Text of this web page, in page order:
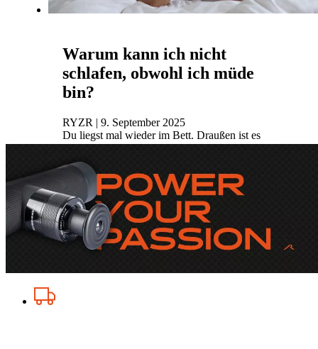
Warum kann ich nicht
schlafen, obwohl ich müde
bin?
RYZR | 9. September 2025
Du liegst mal wieder im Bett. Draußen ist es
längst dunkel, doch Du wälzt Dich von einer
Seite zur anderen. Dein Körper sehnt sich nach
Schlaf, aber i...
Mehr lesen